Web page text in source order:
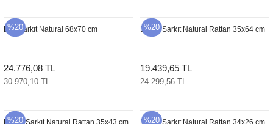
%20
Bell Sarkıt Natural 68x70 cm
24.776,08 TL
30.970,10 TL
%20
Barrel Sarkıt Natural Rattan 35x64 cm
19.439,65 TL
24.299,56 TL
%20
Barrel Sarkıt Natural Rattan 35x43 cm %20
Barrel Sarkıt Natural Rattan 34x26 cm